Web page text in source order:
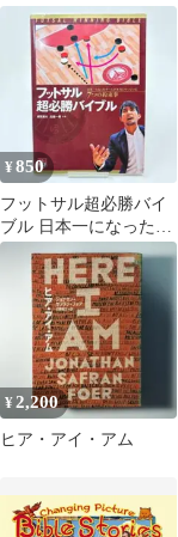
¥850
フットサル超必勝バイ
ブル 日本一になったチ
ームが本当にやってい
る7つの約束事
¥2,200
ヒア・アイ・アム